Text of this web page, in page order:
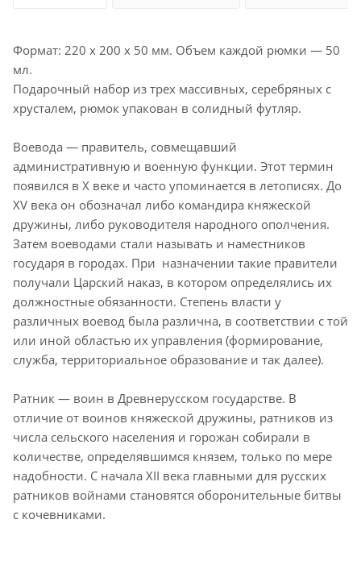
Формат: 220 x 200 x 50 мм. Объем каждой рюмки — 50
мл.
Подарочный набор из трех массивных, серебряных с
хрусталем, рюмок упакован в солидный футляр.
Воевода — правитель, совмещавший
административную и военную функции. Этот термин
появился в X веке и часто упоминается в летописях. До
XV века он обозначал либо командира княжеской
дружины, либо руководителя народного ополчения.
Затем воеводами стали называть и наместников
государя в городах. При назначении такие правители
получали Царский наказ, в котором определялись их
должностные обязанности. Степень власти у
различных воевод была различна, в соответствии с той
или иной областью их управления (формирование,
служба, территориальное образование и так далее).
Ратник — воин в Древнерусском государстве. В
отличие от воинов княжеской дружины, ратников из
числа сельского населения и горожан собирали в
количестве, определявшимся князем, только по мере
надобности. С начала XII века главными для русских
ратников войнами становятся оборонительные битвы
с кочевниками.